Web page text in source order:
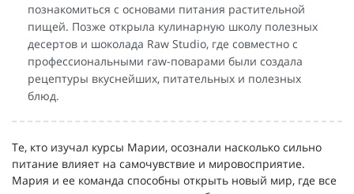
познакомиться с основами питания растительной
пищей. Позже открыла кулинарную школу полезных
десертов и шоколада Raw Studio, где совместно с
профессиональными raw-поварами были создала
рецептуры вкуснейших, питательных и полезных
блюд.
Те, кто изучал курсы Марии, осознали насколько сильно
питание влияет на самочувствие и мировосприятие.
Мария и ее команда способны открыть новый мир, где все